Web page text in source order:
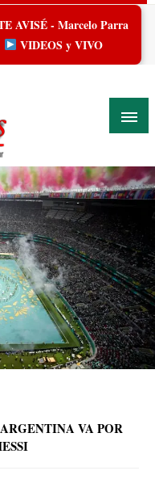
AVISÉ - Marcelo Parra
VIDEOS y VIVO
VA POR